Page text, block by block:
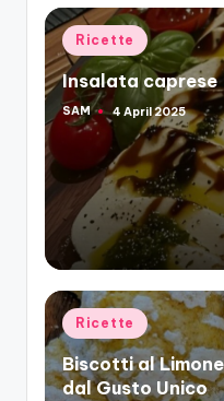
Posted
in
Ricette
Insalata caprese
Posted
by
SAM 4 April 2025
Posted
in
Ricette
Biscotti al
dal Gusto Unico